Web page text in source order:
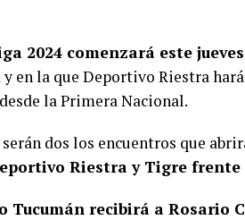
2024 comenzará este jueves
en la que Deportivo Riestra
la Primera Nacional.
dos los encuentros que
Riestra y Tigre
Tucumán recibirá a Rosario